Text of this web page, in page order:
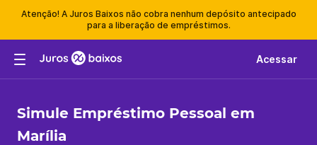
Atenção! A Juros Baixos não cobra nenhum depósito antecipado
para a liberação de empréstimos.
Acessar
Simule Empréstimo Pessoal em
Marília